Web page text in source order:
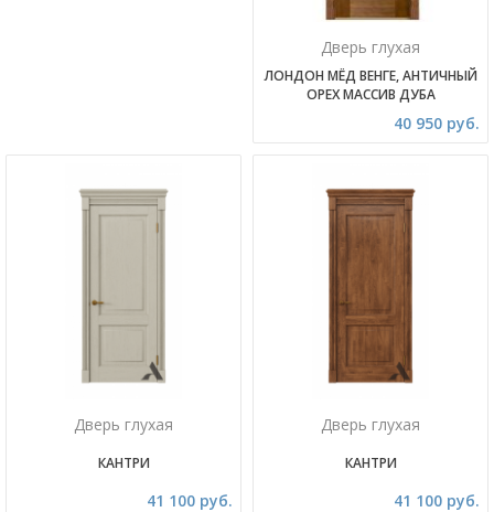
Дверь глухая
ЛОНДОН МЁД ВЕНГЕ, АНТИЧНЫЙ
ОРЕХ МАССИВ ДУБА
40 950 руб.
Дверь глухая
КАНТРИ
41 100 руб.
Дверь глухая
КАНТРИ
41 100 руб.